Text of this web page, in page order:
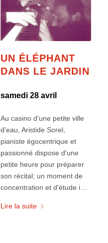
UN ÉLÉPHANT
DANS LE JARDIN
samedi 28 avril
Au casino d'une petite ville
d'eau, Aristide Sorel,
pianiste égocentrique et
passionné dispose d'une
petite heure pour préparer
son récital; un moment de
concentration et d'étude i…
Lire la suite